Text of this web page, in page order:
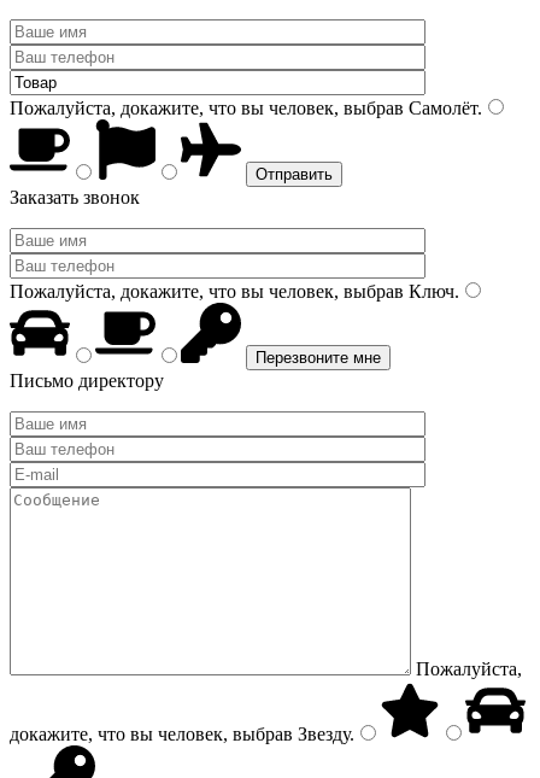
Пожалуйста, докажите, что вы человек, выбрав Самолёт.
Заказать звонок
Пожалуйста, докажите, что вы человек, выбрав Ключ.
Письмо директору
Пожалуйста,
докажите, что вы человек, выбрав Звезду.